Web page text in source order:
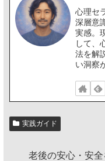
心理セ
深層意
実感。
して、
法を解
い洞察
実践ガイド
老後の安心・安